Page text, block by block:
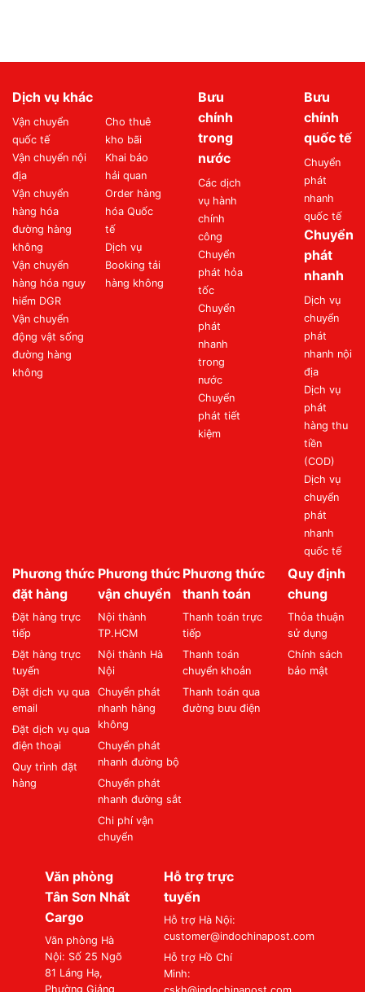
Dịch vụ khác
Vận chuyển
quốc tế
Vận chuyển nội
địa
Vận chuyển
hàng hóa
đường hàng
không
Vận chuyển
hàng hóa nguy
hiểm DGR
Vận chuyển
động vật sống
đường hàng
không
Cho thuê
kho bãi
Khai báo
hải quan
Order hàng
hóa Quốc
tế
Dịch vụ
Booking tải
hàng không
Bưu
chính
trong
nước
Các dịch
vụ hành
chính
công
Chuyển
phát hỏa
tốc
Chuyển
phát
nhanh
trong
nước
Chuyển
phát tiết
kiệm
Bưu
chính
quốc tế
Chuyển
phát
nhanh
quốc tế
Chuyển
phát
nhanh
Dịch vụ
chuyển
phát
nhanh nội
địa
Dịch vụ
phát
hàng thu
tiền
(COD)
Dịch vụ
chuyển
phát
nhanh
quốc tế
Phương thức
đặt hàng
Đặt hàng trực
tiếp
Đặt hàng trực
tuyến
Đặt dịch vụ qua
email
Đặt dịch vụ qua
điện thoại
Quy trình đặt
hàng
Phương thức
vận chuyển
Nội thành
TP.HCM
Nội thành Hà
Nội
Chuyển phát
nhanh hàng
không
Chuyển phát
nhanh đường bộ
Chuyển phát
nhanh đường sắt
Chi phí vận
chuyển
Phương thức
thanh toán
Thanh toán trực
tiếp
Thanh toán
chuyển khoản
Thanh toán qua
đường bưu điện
Quy định
chung
Thỏa thuận
sử dụng
Chính sách
bảo mật
Văn phòng
Tân Sơn Nhất
Cargo
Văn phòng Hà
Nội: Số 25 Ngõ
81 Láng Hạ,
Phường Giảng
Hỗ trợ trực
tuyến
Hỗ trợ Hà Nội:
customer@indochinapost.com
Hỗ trợ Hồ Chí
Minh: